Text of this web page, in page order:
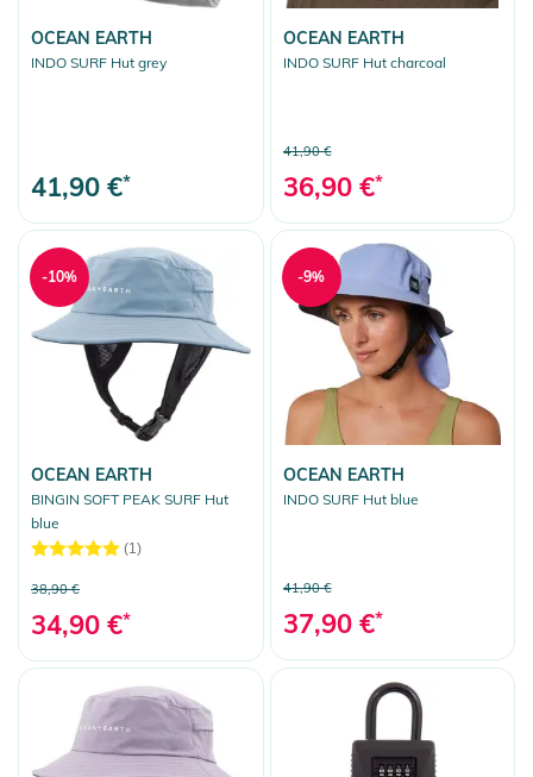
OCEAN EARTH
INDO SURF Hut grey
41,90 €*
OCEAN EARTH
INDO SURF Hut charcoal
41,90 €
36,90 €*
OCEAN EARTH
BINGIN SOFT PEAK SURF Hut
blue
(1)
38,90 €
34,90 €*
-10%
OCEAN EARTH
INDO SURF Hut blue
41,90 €
37,90 €*
-9%